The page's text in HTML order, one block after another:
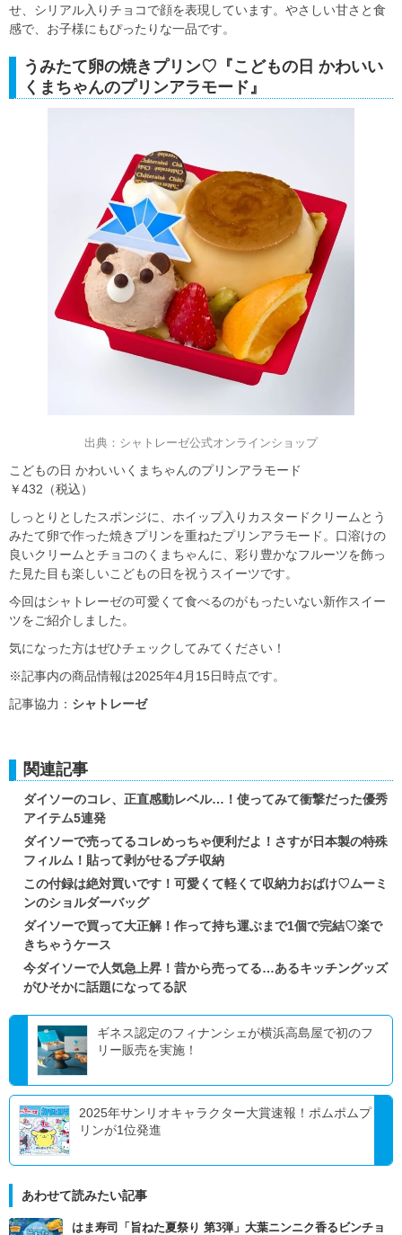
せ、シリアル入りチョコで顔を表現しています。やさしい甘さと食
感で、お子様にもぴったりな一品です。
うみたて卵の焼きプリン♡『こどもの日 かわいい
くまちゃんのプリンアラモード』
出典：シャトレーゼ公式オンラインショップ
こどもの日 かわいいくまちゃんのプリンアラモード
￥432（税込）
しっとりとしたスポンジに、ホイップ入りカスタードクリームとう
みたて卵で作った焼きプリンを重ねたプリンアラモード。口溶けの
良いクリームとチョコのくまちゃんに、彩り豊かなフルーツを飾っ
た見た目も楽しいこどもの日を祝うスイーツです。
今回はシャトレーゼの可愛くて食べるのがもったいない新作スイー
ツをご紹介しました。
気になった方はぜひチェックしてみてください！
※記事内の商品情報は2025年4月15日時点です。
記事協力： シャトレーゼ
関連記事
ダイソーのコレ、正直感動レベル…！使ってみて衝撃だった優秀
アイテム5連発
ダイソーで売ってるコレめっちゃ便利だよ！さすが日本製の特殊
フィルム！貼って剥がせるプチ収納
この付録は絶対買いです！可愛くて軽くて収納力おばけ♡ムーミ
ンのショルダーバッグ
ダイソーで買って大正解！作って持ち運ぶまで1個で完結♡楽で
きちゃうケース
今ダイソーで人気急上昇！昔から売ってる…あるキッチングッズ
がひそかに話題になってる訳
ギネス認定のフィナンシェが横浜高島屋で初のフ
リー販売を実施！
2025年サンリオキャラクター大賞速報！ポムポムプ
リンが1位発進
あわせて読みたい記事
はま寿司「旨ねた夏祭り 第3弾」大葉ニンニク香るビンチョ